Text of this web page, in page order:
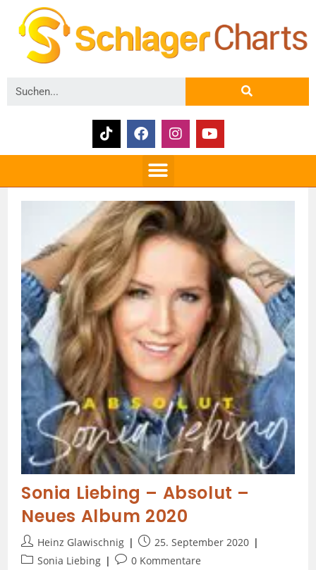
Sonia Liebing – Absolut –
Neues Album 2020
Heinz Glawischnig
25. September 2020
Sonia Liebing
0 Kommentare